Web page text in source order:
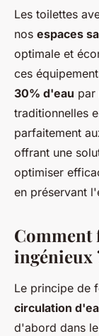
Les toilettes
nos espaces
optimale et
ces
30% d'eau par
traditionnelles
parfaitement
offrant une
optimiser
en préservant
Comment
ingénieux
Le principe de
circulation
d'abord dans